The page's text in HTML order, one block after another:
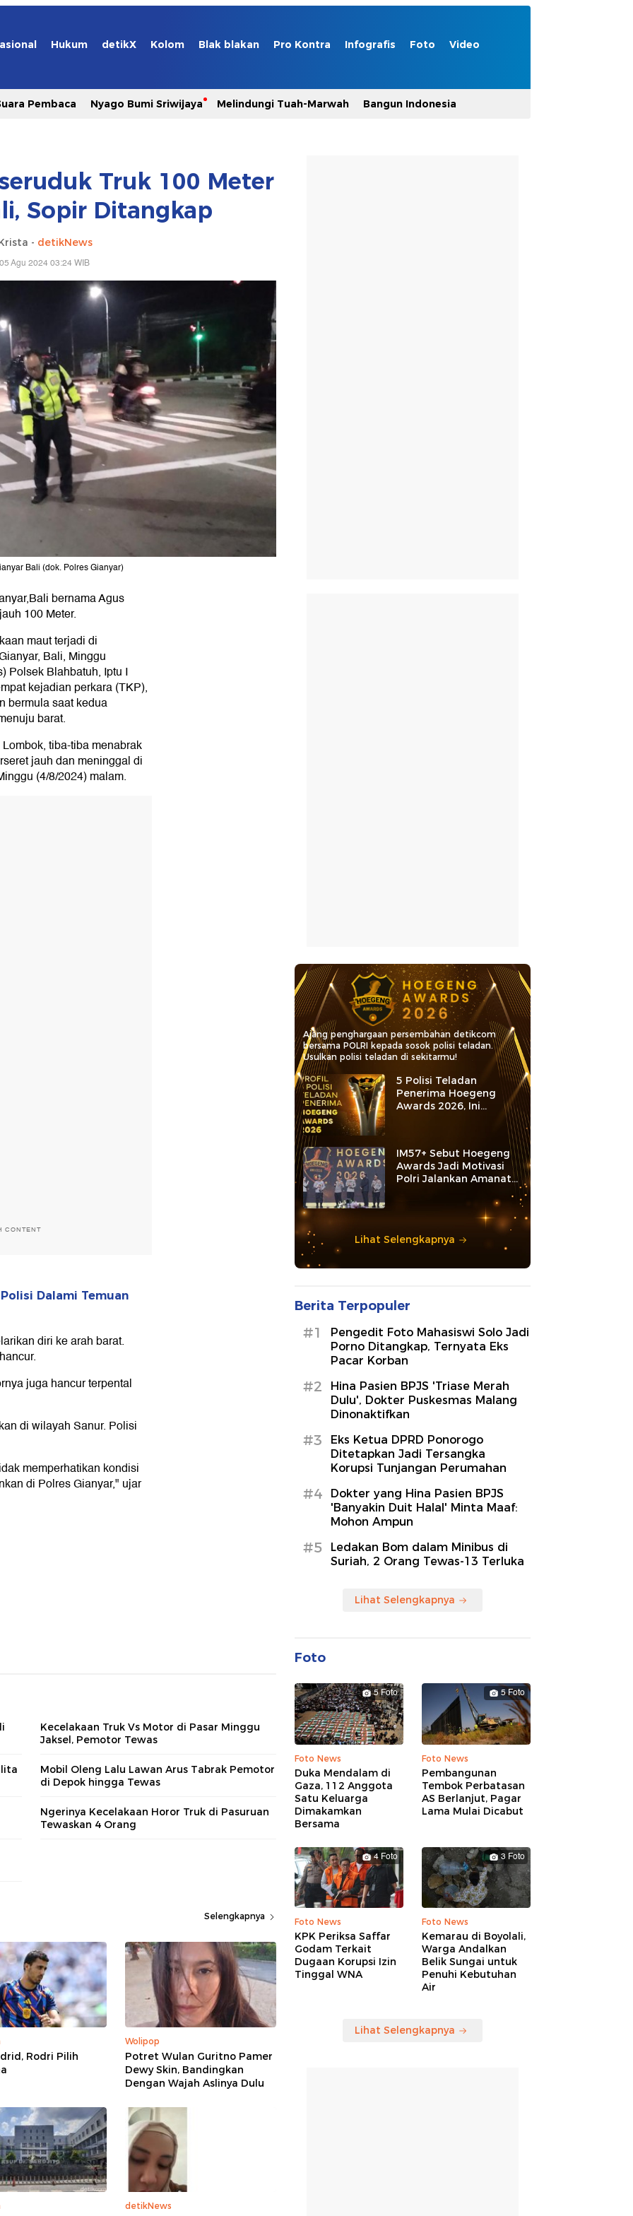
Hukum detikX Kolom Blak blakan Pro Kontra Infografis Foto Video
Pembaca Nyago Bumi Sriwijaya Melindungi Tuah-Marwah Bangun Indonesia
Truk 100 Meter
Sopir Ditangkap
- detikNews
Agu 2024 03:24 WIB
Bali (dok. Polres Gianyar)
bernama Agus
100 Meter.
maut terjadi di
Bali, Minggu
Polsek Blahbatuh, Iptu I
kejadian perkara (TKP),
bermula saat kedua
barat.
tiba-tiba menabrak
jauh dan meninggal di
(4/8/2024) malam.
CONTENT
Dalami Temuan
diri ke arah barat.
juga hancur terpental
di wilayah Sanur. Polisi
memperhatikan kondisi
di Polres Gianyar," ujar
Kecelakaan Truk Vs Motor di Pasar Minggu
Jaksel, Pemotor Tewas
Mobil Oleng Lalu Lawan Arus Tabrak Pemotor
di Depok hingga Tewas
Ngerinya Kecelakaan Horor Truk di Pasuruan
Tewaskan 4 Orang
Selengkapnya
Rodri Pilih
Wolipop
Potret Wulan Guritno Pamer
Dewy Skin, Bandingkan
Dengan Wajah Aslinya Dulu
detikNews
Ajang penghargaan persembahan detikcom
bersama POLRI kepada sosok polisi teladan.
Usulkan polisi teladan di sekitarmu!
5 Polisi Teladan
Penerima Hoegeng
Awards 2026, Ini
Kategori dan Kiprahnya
IM57+ Sebut Hoegeng
Awards Jadi Motivasi
Polri Jalankan Amanat
Lihat Selengkapnya
Berita Terpopuler
#1
Pengedit Foto Mahasiswi Solo Jadi
Porno Ditangkap, Ternyata Eks
Pacar Korban
#2
Hina Pasien BPJS 'Triase Merah
Dulu', Dokter Puskesmas Malang
Dinonaktifkan
#3
Eks Ketua DPRD Ponorogo
Ditetapkan Jadi Tersangka
Korupsi Tunjangan Perumahan
#4
Dokter yang Hina Pasien BPJS
'Banyakin Duit Halal' Minta Maaf:
Mohon Ampun
#5
Ledakan Bom dalam Minibus di
Suriah, 2 Orang Tewas-13 Terluka
Lihat Selengkapnya
Foto
5 Foto
Foto News
Duka Mendalam di
Gaza, 112 Anggota
Satu Keluarga
Dimakamkan
Bersama
5 Foto
Foto News
Pembangunan
Tembok Perbatasan
AS Berlanjut, Pagar
Lama Mulai Dicabut
4 Foto
Foto News
KPK Periksa Saffar
Godam Terkait
Dugaan Korupsi Izin
Tinggal WNA
3 Foto
Foto News
Kemarau di Boyolali,
Warga Andalkan
Belik Sungai untuk
Penuhi Kebutuhan
Air
Lihat Selengkapnya